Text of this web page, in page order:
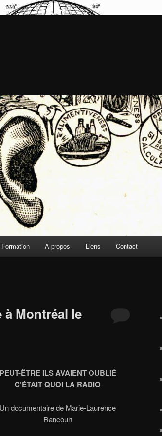
Formation A propos Liens Contact
à Montréal le
PEUT-ÊTRE ILS AVAIENT OUBLIÉ
C’ÉTAIT QUOI LA RADIO
Un documentaire de Marie-Laurence
Rancourt